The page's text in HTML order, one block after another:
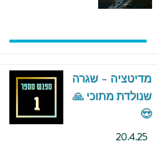
מדיטציה – שגרה
שנולדת מתוכי 🙏
😍
20.4.25